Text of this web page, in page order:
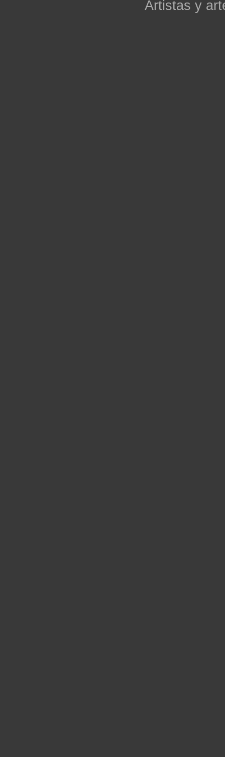
Artistas y